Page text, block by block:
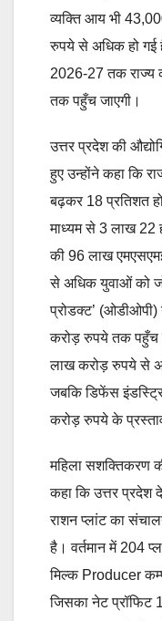
व्यक्ति आय भी
रुपये से अधिक हो गई
2026-27 तक राज्य
तक पहुँच जाएगी।
उत्तर प्रदेश की
हुए उन्होंने कहा कि
बढ़कर 18 प्रतिशत
माध्यम से 3 लाख 22
की 96 लाख
से अधिक युवाओं को
प्रोडक्ट’ (ओडीओपी)
करोड़ रुपये तक पहुँच
लाख करोड़ रुपये से
जबकि डिफेंस
करोड़ रुपये के
महिला सशक्तिकरण
कहा कि उत्तर प्रदेश
राशन प्लांट का
है। वर्तमान में 204
मिल्क Producer
जिसका नेट प्रॉफिट